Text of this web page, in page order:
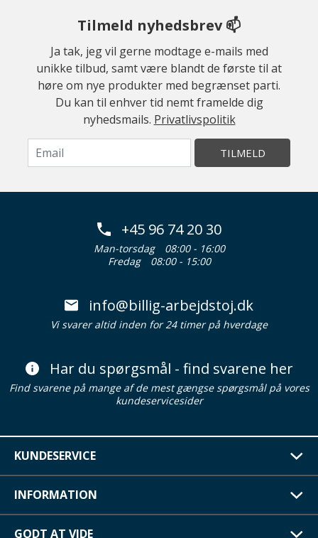
Tilmeld nyhedsbrev 📫
Ja tak, jeg vil gerne modtage e-mails med
unikke tilbud, samt være blandt de første til at
høre om nye produkter med begrænset parti.
Du kan til enhver tid nemt framelde dig
nyhedsmails. Privatlivspolitik
TILMELD
+45 96 74 20 30
Man-torsdag
08:00 - 16:00
Fredag
08:00 - 15:00
info@billig-arbejdstoj.dk
Vi svarer altid inden for 24 timer på hverdage
Har du spørgsmål - find svarene her
Find svarene på mange af de mest gængse spørgsmål på vores
kundeservicesider
KUNDESERVICE
INFORMATION
GODT AT VIDE